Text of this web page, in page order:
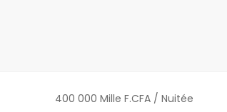
400 000 Mille F.CFA / Nuitée